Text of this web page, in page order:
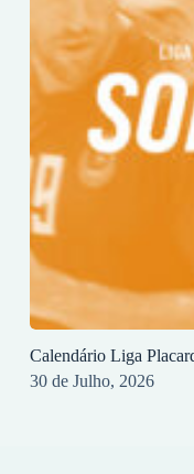
Calendário Liga
30 de Julho, 2026